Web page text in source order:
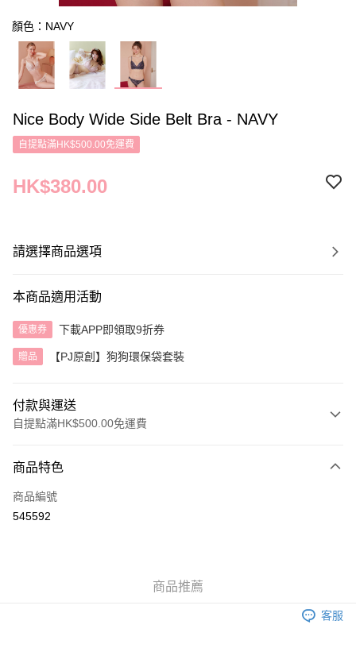
顏色：NAVY
Nice Body Wide Side Belt Bra - NAVY
自提點滿HK$500.00免運費
HK$380.00
請選擇商品選項
本商品適用活動
優惠券 下載APP即領取9折券
贈品 【PJ原創】狗狗環保袋套裝
付款與運送
自提點滿HK$500.00免運費
信用卡
AlipayHK
每筆HK$40.00，滿HK$500.00或以上免運費
商品特色
商品編號
545592
商品推薦
客服